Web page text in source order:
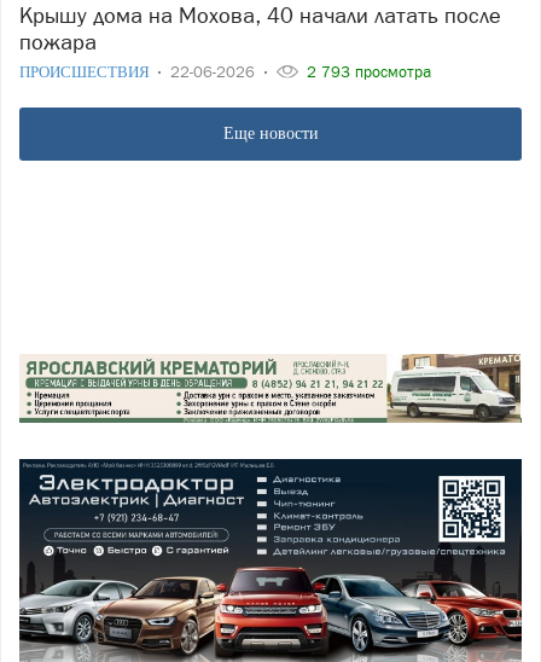
Крышу дома на Мохова, 40 начали латать после
пожара
ПРОИСШЕСТВИЯ 22-06-2026 2 793 просмотра
Еще новости